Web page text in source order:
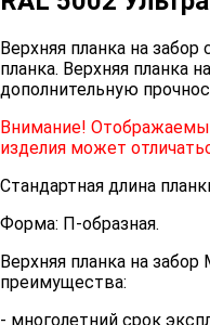
Верхняя планка на
планка. Верхняя планка
дополнительную
Внимание!
изделия может
Стандартная длина
Форма: П-образная.
Верхняя планка на
преимущества:
- многолетний срок